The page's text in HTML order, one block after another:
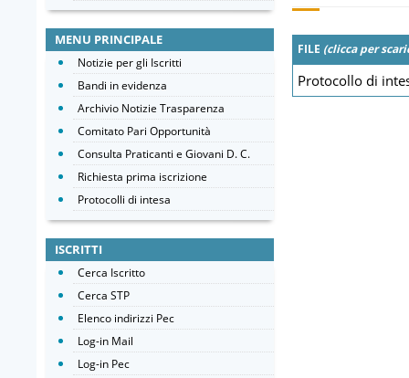
FILE (clicca per
Protocollo di
MENU PRINCIPALE
Notizie per gli Iscritti
Bandi in evidenza
Archivio Notizie Trasparenza
Comitato Pari Opportunità
Consulta Praticanti e Giovani D. C.
Richiesta prima iscrizione
Protocolli di intesa
ISCRITTI
Cerca Iscritto
Cerca STP
Elenco indirizzi Pec
Log-in Mail
Log-in Pec